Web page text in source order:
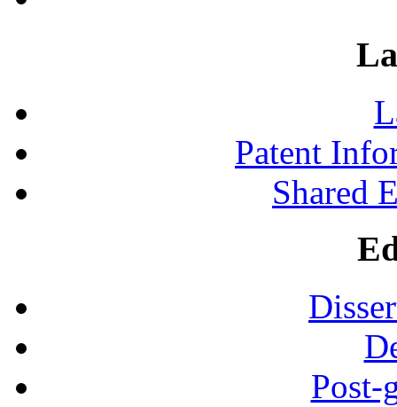
Patent
Shared
Post-